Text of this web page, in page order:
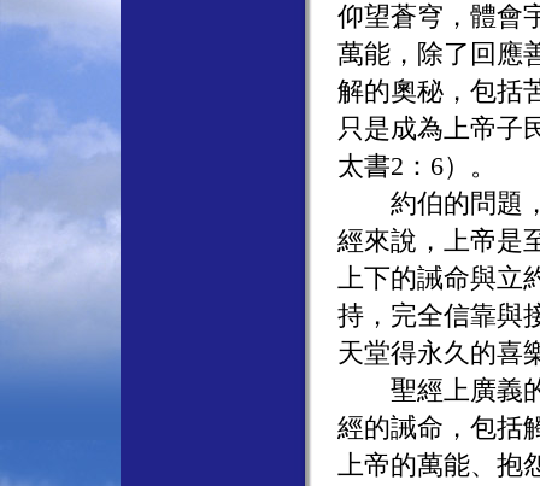
仰望蒼穹，體會
萬能，除了回應
解的奧秘，包括
只是成為上帝子
太書2：6）。
約伯的問題，
經來說，上帝是
上下的誡命與立
持，完全信靠與
天堂得永久的喜
聖經上廣義的
經的誡命，包括
上帝的萬能、抱